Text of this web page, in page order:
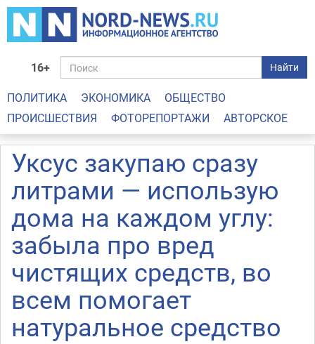
16+ Найти
ПОЛИТИКА ЭКОНОМИКА
ОБЩЕСТВО
ПРОИСШЕСТВИЯ
ФОТОРЕПОРТАЖИ АВТОРСКОЕ
Уксус закупаю сразу
литрами — использую
дома на каждом углу:
забыла про вред
чистящих средств, во
всем помогает
натуральное средство